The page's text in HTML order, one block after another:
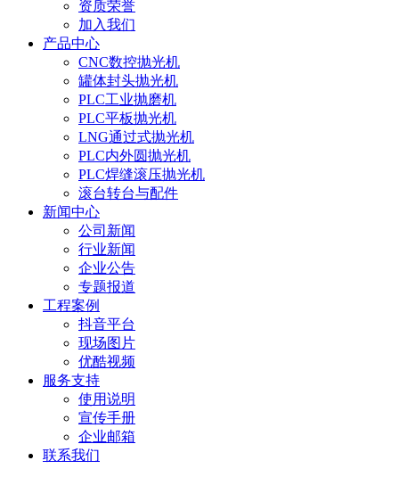
资质荣誉
加入我们
产品中心
CNC数控抛光机
罐体封头抛光机
PLC工业抛磨机
PLC平板抛光机
LNG通过式抛光机
PLC内外圆抛光机
PLC焊缝滚压抛光机
滚台转台与配件
新闻中心
公司新闻
行业新闻
企业公告
专题报道
工程案例
抖音平台
现场图片
优酷视频
服务支持
使用说明
宣传手册
企业邮箱
联系我们